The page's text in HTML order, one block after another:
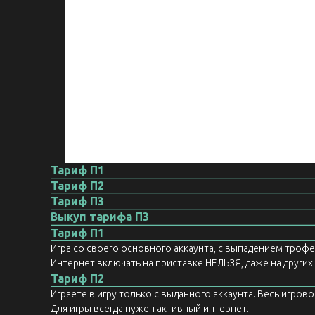
Тариф П1
Тариф П2
Тариф П3
Выкуп тарифа П3
Тариф П1
Игра со своего основного аккаунта, с выпадением
Интернет включать на приставке НЕЛЬЗЯ, даже на
Тариф П2
Играете в игру только с выданного аккаунта. Весь
Для игры всегда нужен активный интернет.